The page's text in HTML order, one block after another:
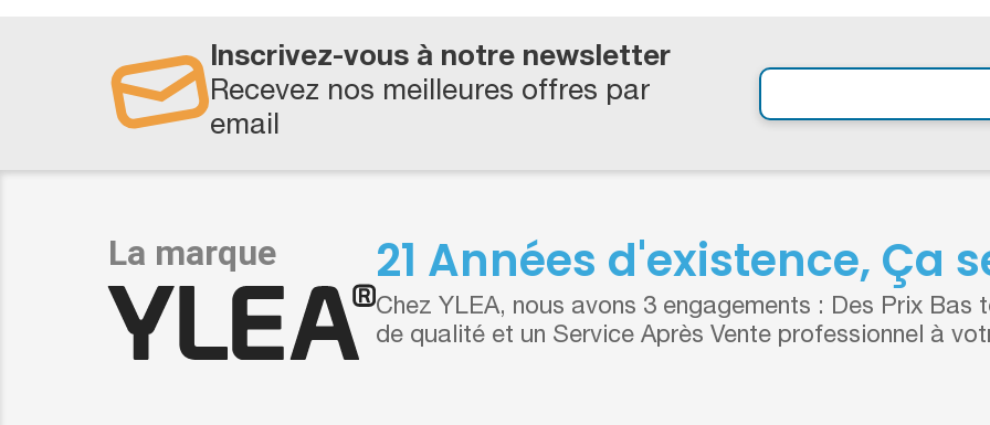
Inscrivez-vous à notre newsletter
Recevez nos meilleures offres par
email
21 Années d'existence, Ça
Chez YLEA, nous avons 3 engagements : Des Prix Bas
de qualité et un Service Après Vente professionnel à